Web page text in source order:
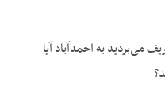
به احمدآباد آیا